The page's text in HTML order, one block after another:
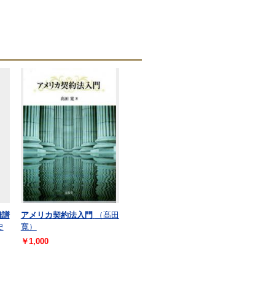
譜
アメリカ契約法入門
（髙田
寛）
￥1,000